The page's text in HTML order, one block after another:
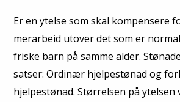
Er en ytelse som skal kompensere
merarbeid utover det som er
friske barn på samme alder.
satser: Ordinær hjelpestønad og
hjelpestønad. Størrelsen på ytelsen